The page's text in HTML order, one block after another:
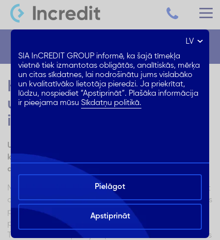
Kas ir kredītu apvienošana
un kādos gadījumos tā
izdevīga?
Uzzini svarīgāko par nebanku kredītdevēju izsniegto
kredītu apvienošanu, un situācijām, kurās kredītu
apvienošana ir visizdevīgākais risinājums!
Mūsdienās, kad aizņēmumus izsniedz ne tikai bankas, bet
arī nebanku kredītdevēji, kredītņēmējam ir vērā ņemamas
priekšrocības, piemēram, iegādājoties kādu lielāku
pirkumu tad, kad tas ir pieejams par visizdevīgāko cenu.
Taču nereti kredītņēmēji uzņemas kredītsaistības vairākās
LV
SIA InCREDIT GROUP informē, ka šajā tīmekļa
vietnē tiek izmantotas obligātās, analītiskās, mērķa
un citas sīkdatnes, lai nodrošinātu jums vislabāko
un kvalitatīvāko lietotāja pieredzi. Ja priekrītat,
lūdzu, nospiediet “Apstiprināt”. Plašāka informācija
ir pieejama mūsuSīkdatņu politikā.
Pielāgot
Apstiprināt